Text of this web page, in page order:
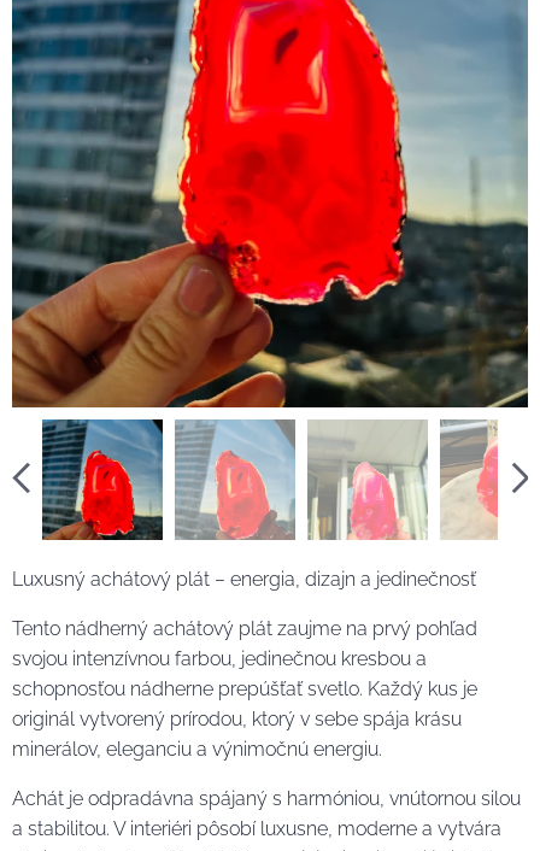
Luxusný achátový plát – energia, dizajn a jedinečnosť
Tento nádherný achátový plát zaujme na prvý pohľad
svojou intenzívnou farbou, jedinečnou kresbou a
schopnosťou nádherne prepúšťať svetlo. Každý kus je
originál vytvorený prírodou, ktorý v sebe spája krásu
minerálov, eleganciu a výnimočnú energiu.
Achát je odpradávna spájaný s harmóniou, vnútornou silou
a stabilitou. V interiéri pôsobí luxusne, moderne a vytvára